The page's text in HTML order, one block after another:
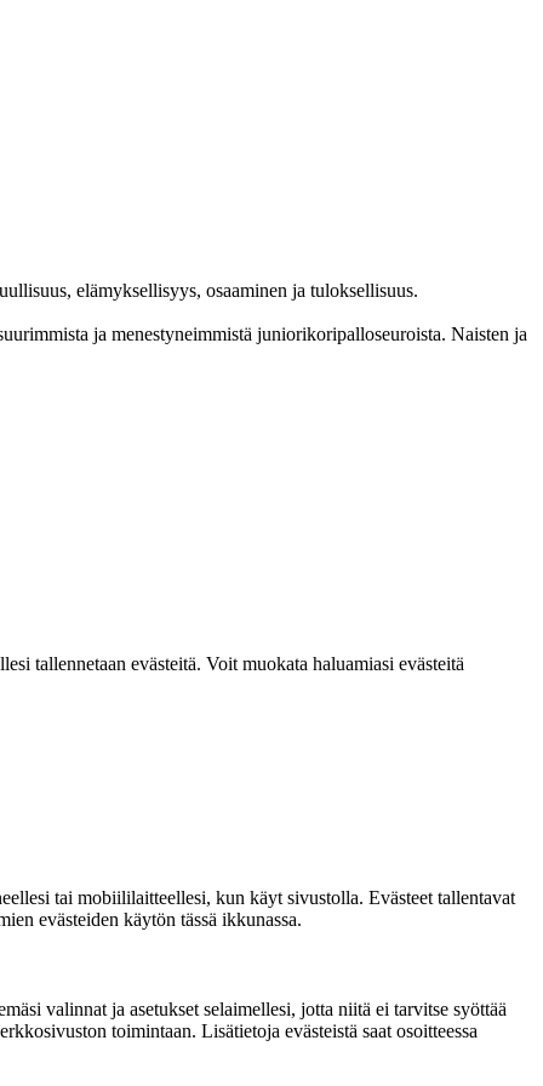
elämyk­sellisyys, osaaminen ja tulok­sellisuus.
ja menes­tyneim­mistä juni­ori­kori­pallo­seuroista. Naisten ja
tallennetaan evästeitä. Voit muokata haluamiasi evästeitä
tai mobiililaitteellesi, kun käyt sivustolla. Evästeet tallentavat
evästeiden käytön tässä ikkunassa.
valinnat ja asetukset selaimellesi, jotta niitä ei tarvitse syöttää
toimintaan. Lisätietoja evästeistä saat osoitteessa